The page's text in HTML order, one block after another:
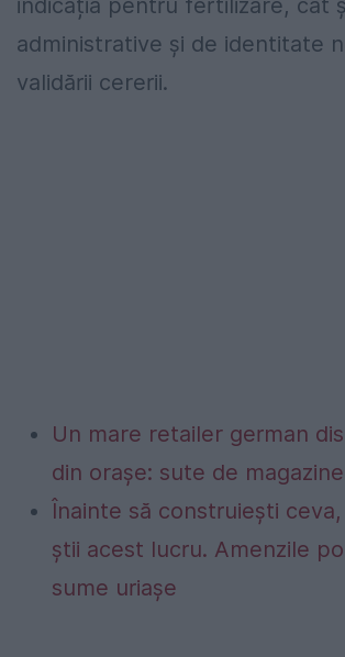
indicația pentru fertilizare, cât
administrative și de identitate
validării cererii.
Un mare retailer german
din orașe: sute de
Înainte să construiești
știi acest lucru. Amenzile
sume uriașe